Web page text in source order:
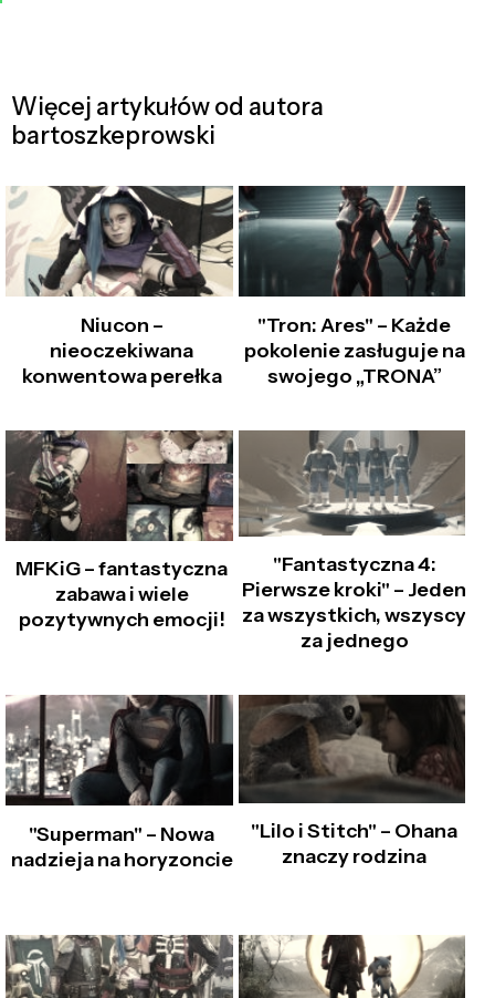
Więcej artykułów od autora
bartoszkeprowski
Niucon –
nieoczekiwana
konwentowa perełka
"Tron: Ares" – Każde
pokolenie zasługuje na
swojego „TRONA”
MFKiG – fantastyczna
zabawa i wiele
pozytywnych emocji!
"Fantastyczna 4:
Pierwsze kroki" – Jeden
za wszystkich, wszyscy
za jednego
"Superman" – Nowa
nadzieja na horyzoncie
"Lilo i Stitch" – Ohana
znaczy rodzina